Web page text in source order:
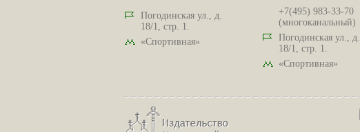
Погодинская ул., д.
18/1, стр. 1.
«Спортивная»
+7(495) 983-33-70
(многоканальный)
Погодинская ул., д.
18/1, стр. 1.
«Спортивная»